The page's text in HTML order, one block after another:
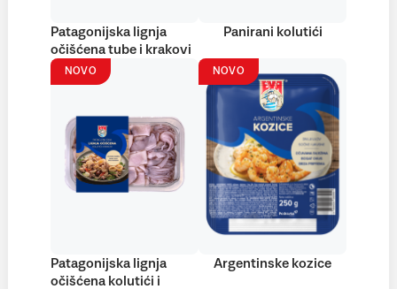
Patagonijska lignja
očišćena tube i krakovi
Panirani kolutići
NOVO
Patagonijska lignja
očišćena kolutići i
NOVO
Argentinske kozice